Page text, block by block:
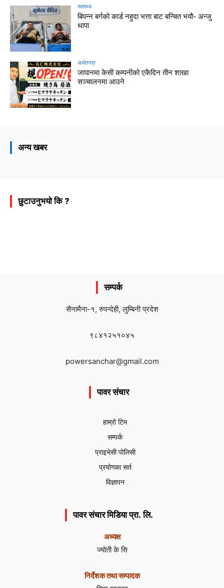
स्वास्थ्य
बिपन्न बर्गको कार्ड नहुदा भत्ता बाट बन्चित भयौ- अन्जु
थापा
अर्थतन्त्र
जापानमा केसी कम्पनीको एकैदिन तीन शाखा
सञ्चालनमा आउने
अन्य खबर
छुटाउनुभयो कि ?
सम्पर्क
सैनामैना-१, रुपन्देही, लुम्बिनी प्रदेश
९८४१२५१०४५
powersanchar@gmail.com
पावर संचार
हाम्रो टिम
सम्पर्क
प्राइभेसी पोलिसी
प्रयोगका सर्त
विज्ञापन
पावर संचार मिडिया प्रा. लि.
अध्यक्ष
ज्योती के सि
निर्देशक तथा सम्पादक